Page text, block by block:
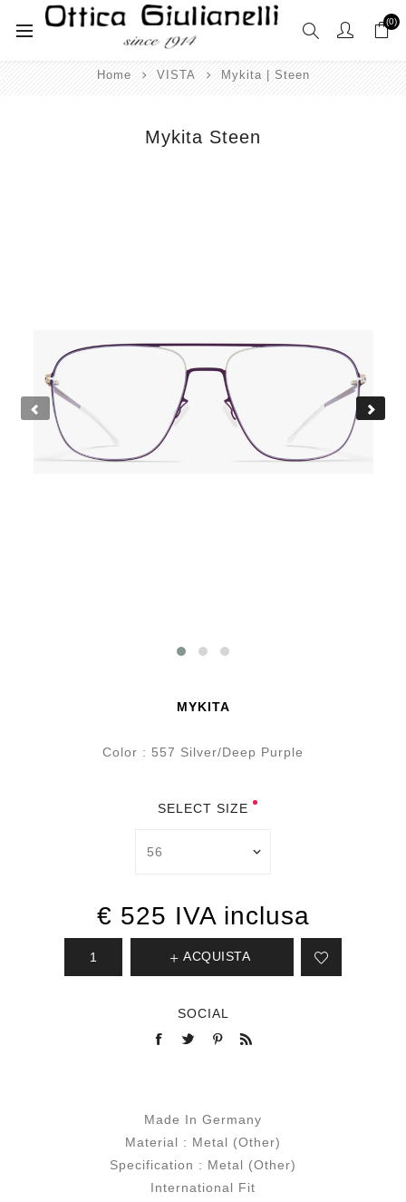
(0)
Home VISTA Mykita | Steen
Mykita Steen
MYKITA
Color : 557 Silver/Deep Purple
SELECT SIZE
€ 525 IVA inclusa
ACQUISTA
SOCIAL
Made In Germany
Material : Metal (Other)
Specification : Metal (Other)
International Fit